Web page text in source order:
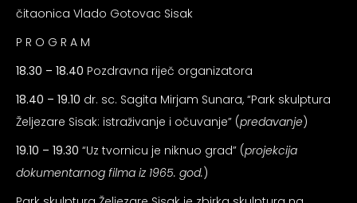
čitaonica Vlado Gotovac Sisak
P R O G R A M
18.30 – 18.40 Pozdravna riječ organizatora
18.40 – 19.10 dr. sc. Sagita Mirjam Sunara, “Park skulptura
Željezare Sisak: istraživanje i očuvanje” (predavanje)
19.10 – 19.30 “Uz tvornicu je niknuo grad” (projekcija
dokumentarnog filma iz 1965. god.)